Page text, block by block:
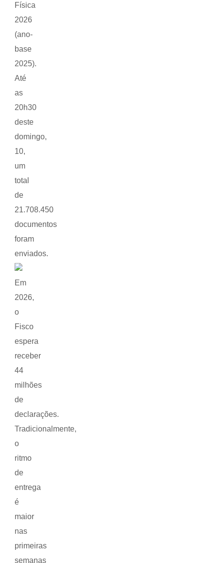
Física
2026
(ano-
base
2025).
Até
as
20h30
deste
domingo,
10,
um
total
de
21.708.450
documentos
foram
enviados.
Em
2026,
o
Fisco
espera
receber
44
milhões
de
declarações.
Tradicionalmente,
o
ritmo
de
entrega
é
maior
nas
primeiras
semanas